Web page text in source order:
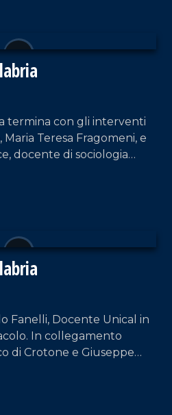
termina con gli interventi
Teresa Fragomeni, e
docente di sociologia
Fanelli, Docente Unical in
In collegamento
di Crotone e Giuseppe